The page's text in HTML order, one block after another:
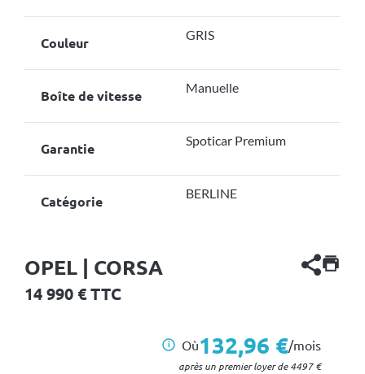
Couleur GRIS
Boîte de vitesse Manuelle
Garantie Spoticar Premium
Catégorie BERLINE
OPEL | CORSA
14 990 € TTC
i Où132,96 €/mois
après un premier loyer de4497€